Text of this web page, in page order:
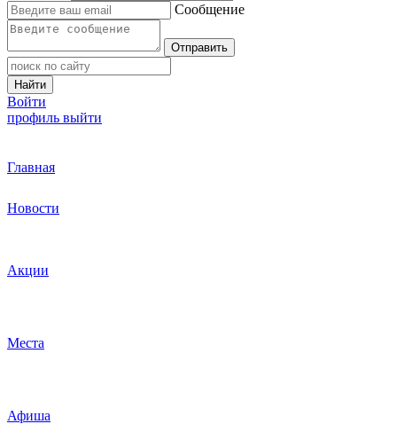
Сообщение
Отправить
Найти
Войти
профиль выйти
Главная
Новости
Акции
Места
Афиша